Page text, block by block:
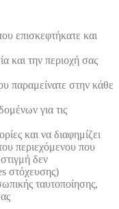
επισκεφτήκατε και
και την περιοχή σας
παραμείνατε στην κάθε
για τις
και να διαφημίζει
περιεχόμενου που
δεν
στόχευσης)
ταυτοποίησης,